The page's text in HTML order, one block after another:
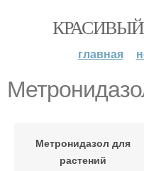
главная
Метронидазол для
растений